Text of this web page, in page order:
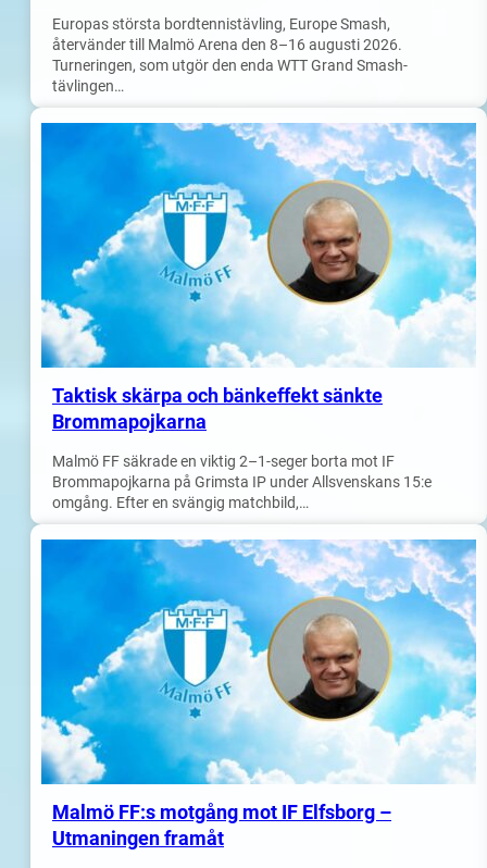
Europas största bordtennistävling, Europe Smash,
återvänder till Malmö Arena den 8–16 augusti 2026.
Turneringen, som utgör den enda WTT Grand Smash-
tävlingen…
Taktisk skärpa och bänkeffekt sänkte
Brommapojkarna
Malmö FF säkrade en viktig 2–1-seger borta mot IF
Brommapojkarna på Grimsta IP under Allsvenskans 15:e
omgång. Efter en svängig matchbild,…
Malmö FF:s motgång mot IF Elfsborg –
Utmaningen framåt